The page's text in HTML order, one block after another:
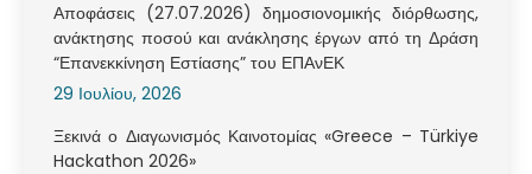
Αποφάσεις (27.07.2026) δημοσιονομικής διόρθωσης,
ανάκτησης ποσού και ανάκλησης έργων από τη Δράση
“Επανεκκίνηση Εστίασης” του ΕΠΑνΕΚ
29 Ιουλίου, 2026
Ξεκινά ο Διαγωνισμός Καινοτομίας «Greece – Türkiye
Hackathon 2026»